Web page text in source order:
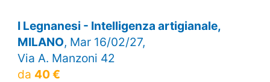
I Legnanesi - Intelligenza artigianale,
MILANO, Mar 16/02/27,
Via A. Manzoni 42
da 40 €